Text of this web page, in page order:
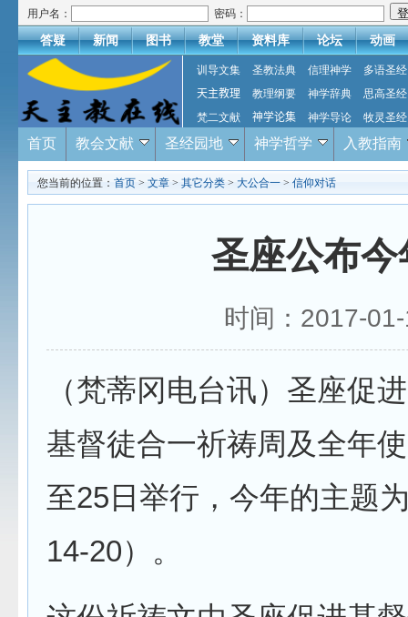
用户名： 密码：
答疑 新闻 图书 教堂 资料库 论坛 动画
训导文集 圣教法典 信理神学
多语圣经
天主教理
教理纲要 神学辞典
思高圣经
梵二文献
神学论集 神学导论 牧灵圣经
首页 教会文献 圣经园地 神学哲学 入教指南
您当前的位置： 首页 > 文章 > 其它分类 > 大公合一 > 信仰对话
圣座公布
时间：2017-
（梵蒂冈电台讯）圣座促
基督徒合一祈祷周及全年
至25日举行，今年的主题
14-20）。